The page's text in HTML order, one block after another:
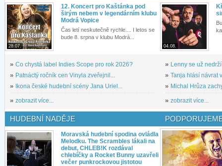
28.07.
12. Koncert pro Kaštánka pod
širým nebem v legendárním klubu
Modrá Vopice
Čas letí neskutečně rychle.... I letos se
bude 8. srpna v klubu Modrá...
» Co chystá label Indies Scope pro rok 2026?
» Patnáctý ročník cen Vinyla zveřejnil...
»
Ikona české hudební scény Jana Uriel...
» zobrazit více...
04.08.
» Lenny se už
» Tanja hlásí návrat
» Michal Hrůza
» zobrazit více...
HUDEBNÍ NADĚJE
Moravská hudební spodina ovládla
Melodku. The Scrambles lákali na
debut, CHLEB!K rozdával
chlebíčky a Rocket Bunny uzavřeli
večer punkrockovou jistotou